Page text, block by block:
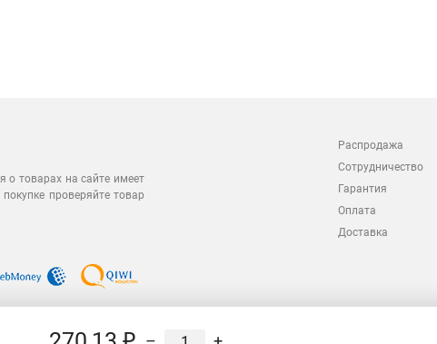
о товарах на сайте имеет
проверяйте товар
Распродажа
Сотрудничество
Гарантия
Оплата
Доставка